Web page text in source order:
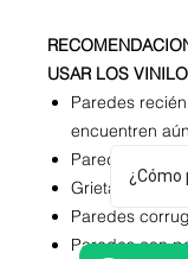
USAR LOS
Paredes
encuentren
Paredes con
Grietas -
Paredes
Paredes con
¿Cómo